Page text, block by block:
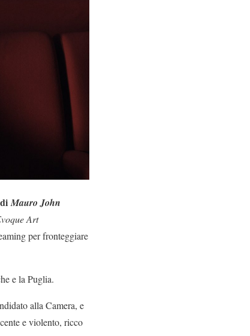
Mauro John
Art
per fronteggiare
e la Puglia.
alla Camera, e
e violento, ricco